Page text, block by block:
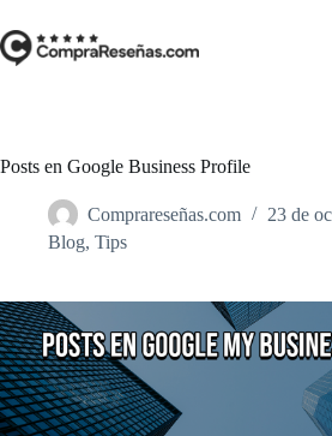
al
contenido
Posts en Google Business Profile
Comprareseñas.com
23 de
Blog, Tips